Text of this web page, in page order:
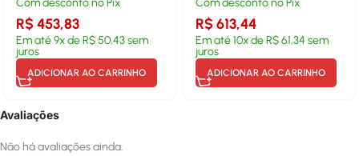
Com desconto no Pix
R$453,83
Em até9x deR$50,43sem
juros
ADICIONAR AO CARRINHO
Com desconto no Pix
R$613,44
Em até10x deR$61,34 sem
juros
ADICIONAR AO CARRINHO
Avaliações
Não há avaliações ainda.